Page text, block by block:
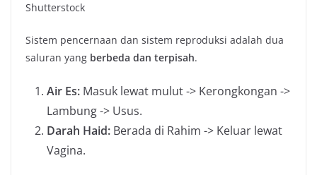
Shutterstock
Sistem pencernaan dan sistem reproduksi adalah dua
saluran yang berbeda dan terpisah.
Air Es: Masuk lewat mulut -> Kerongkongan ->
Lambung -> Usus.
Darah Haid: Berada di Rahim -> Keluar lewat
Vagina.